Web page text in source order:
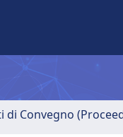
di Convegno